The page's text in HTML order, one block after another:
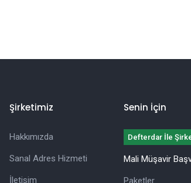
Şirketimiz
Hakkımızda
Sanal Adres Hizmeti
İletişim
Senin İçin
Defterdar İle
Mali Müşavir
Paketler